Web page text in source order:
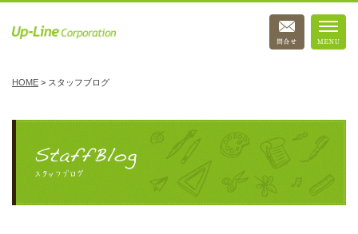
HOME > スタッフブログ